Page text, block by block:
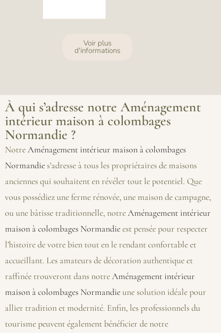
Voir plus
d'informations
À qui s’adresse notre Aménagement
intérieur maison à colombages
Normandie ?
NotreAménagement intérieur maison à colombages
Normandie s’adresse à tous les propriétaires de maisons
anciennes qui souhaitent en révéler tout le potentiel. Que
vous possédiez une ferme rénovée, une maison de campagne,
ou une bâtisse traditionnelle, notreAménagement intérieur
maison à colombages Normandieest pensée pour respecter
l’histoire de votre bien tout en le rendant confortable et
accueillant. Les amateurs de décoration authentique et
raffinée trouveront dans notreAménagement intérieur
maison à colombages Normandieune solution idéale pour
allier tradition et modernité. Enfin, les professionnels du
tourisme peuvent également bénéficier de notre